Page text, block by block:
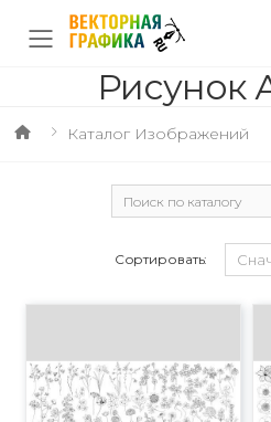
Рисунок
Каталог Изображений
Сортировать: